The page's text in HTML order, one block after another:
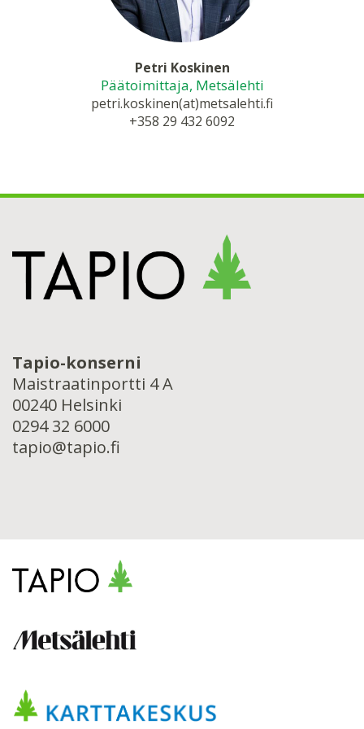
Petri Koskinen
Päätoimittaja, Metsälehti
petri.koskinen(at)metsalehti.fi
+358 29 432 6092
Tapio-konserni
Maistraatinportti 4 A
00240 Helsinki
0294 32 6000
tapio@tapio.fi